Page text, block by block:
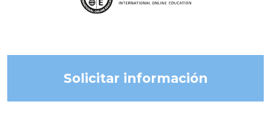
Solicitar información